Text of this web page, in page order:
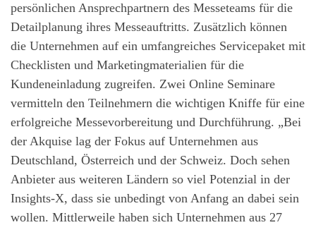
persönlichen Ansprechpartnern des Messeteams für die
Detailplanung ihres Messeauftritts. Zusätzlich können
die Unternehmen auf ein umfangreiches Servicepaket mit
Checklisten und Marketingmaterialien für die
Kundeneinladung zugreifen. Zwei Online Seminare
vermitteln den Teilnehmern die wichtigen Kniffe für eine
erfolgreiche Messevorbereitung und Durchführung. „Bei
der Akquise lag der Fokus auf Unternehmen aus
Deutschland, Österreich und der Schweiz. Doch sehen
Anbieter aus weiteren Ländern so viel Potenzial in der
Insights-X, dass sie unbedingt von Anfang an dabei sein
wollen. Mittlerweile haben sich Unternehmen aus 27